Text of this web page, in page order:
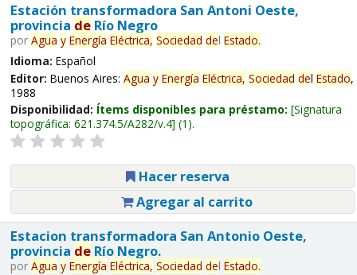
Estación transformadora San Antoni Oeste,
provincia deRío Negro
por Agua y Energía Eléctrica, Sociedad del Estado.
Idioma: Español
Editor: Buenos Aires: Agua y Energía Eléctrica, Sociedad del Estado,
1988
Disponibilidad: Ítems disponibles para préstamo: Signatura
topográfica: 621.374.5/A282/v.4 (1).
Hacer reserva
Agregar al carrito
Estacion transformadora San Antonio Oeste,
provincia deRío Negro.
por Agua y Energía Eléctrica, Sociedad del Estado.